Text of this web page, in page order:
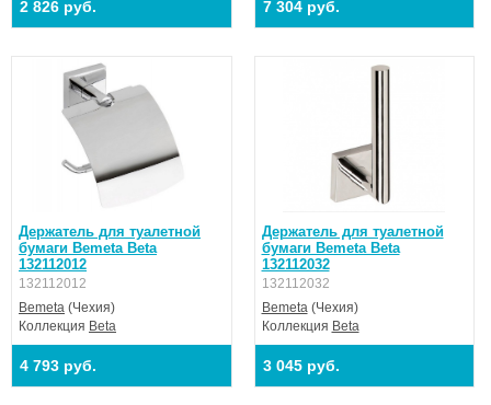
2 826 руб. 7 304 руб.
Держатель для туалетной
бумаги Bemeta Beta
132112012
132112012
Bemeta (Чехия)
Коллекция Beta
4 793 руб.
Держатель для туалетной
бумаги Bemeta Beta
132112032
132112032
Bemeta(Чехия)
Коллекция Beta
3 045 руб.